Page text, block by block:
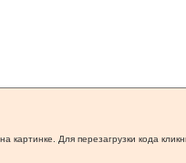
Для перезагрузки кода